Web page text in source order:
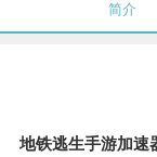
简介
地铁逃生手游加速